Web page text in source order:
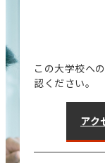
この大学校へ
認ください。
アク